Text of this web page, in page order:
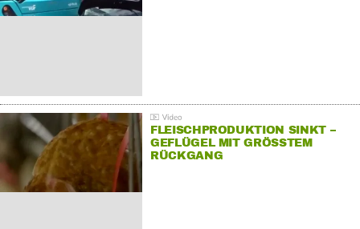
FLEISCHPRODUKTION SINKT –
GEFLÜGEL MIT GRÖSSTEM R
ÜCKGANG